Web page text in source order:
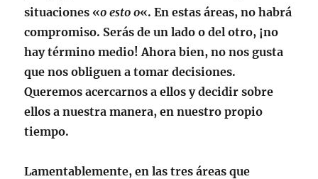
situaciones «o esto o«. En estas áreas, no habrá
compromiso. Serás de un lado o del otro, ¡no
hay término medio! Ahora bien, no nos gusta
que nos obliguen a tomar decisiones.
Queremos acercarnos a ellos y decidir sobre
ellos a nuestra manera, en nuestro propio
tiempo.
Lamentablemente, en las tres áreas que